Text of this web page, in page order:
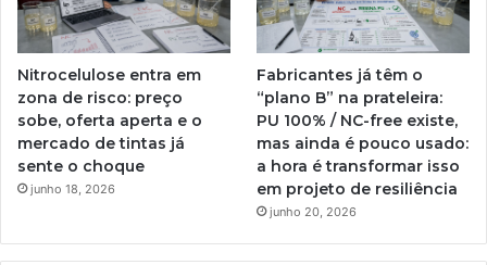
Nitrocelulose entra em
zona de risco: preço
sobe, oferta aperta e o
mercado de tintas já
sente o choque
junho 18, 2026
Fabricantes já têm o
“plano B” na prateleira:
PU 100% / NC-free existe,
mas ainda é pouco usado:
a hora é transformar isso
em projeto de resiliência
junho 20, 2026